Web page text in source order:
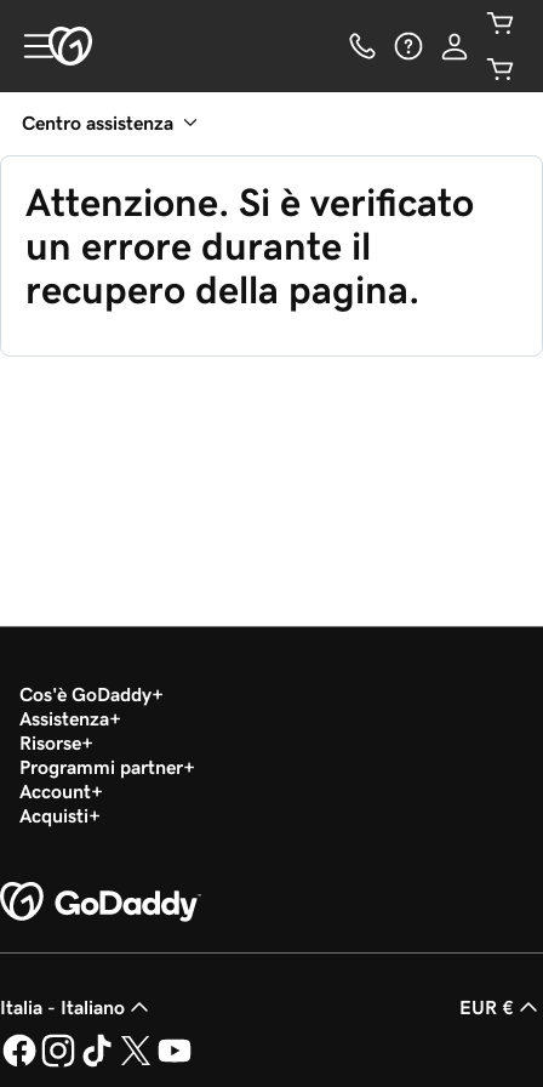
Centro assistenza
Attenzione. Si è verificato
un errore durante il
recupero della pagina.
Cos'è GoDaddy
Assistenza
Risorse
Programmi partner
Account
Acquisti
Italia - Italiano EUR €